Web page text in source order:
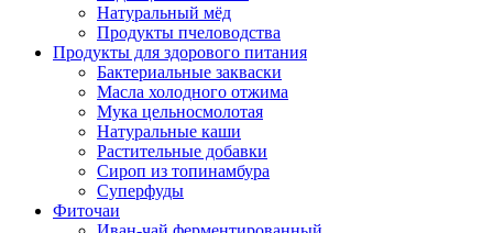
Натуральный мёд
Продукты пчеловодства
Продукты для здорового питания
Бактериальные закваски
Масла холодного отжима
Мука цельносмолотая
Натуральные каши
Растительные добавки
Сироп из топинамбура
Суперфуды
Фиточаи